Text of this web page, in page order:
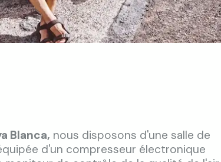
Blanca, nous disposons d'une salle de
d'un compresseur électronique